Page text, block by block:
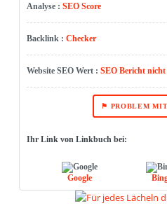
Analyse : SEO Score
Backlink : Checker
Website SEO Wert : SEO Bericht
⚑ PROBLEM
Ihr Link von Linkbuch bei:
Google